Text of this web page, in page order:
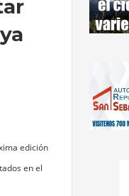
edición
en el